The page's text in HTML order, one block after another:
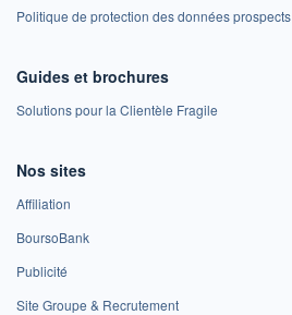
Politique de protection des données prospects
Guides et brochures
Solutions pour la Clientèle Fragile
Nos sites
Affiliation
BoursoBank
Publicité
Site Groupe & Recrutement